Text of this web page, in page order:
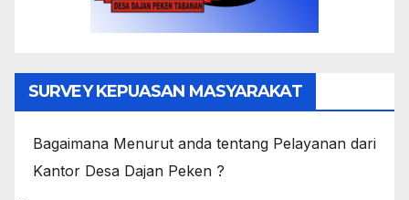
SURVEY KEPUASAN MASYARAKAT
Bagaimana Menurut anda tentang Pelayanan dari
Kantor Desa Dajan Peken ?